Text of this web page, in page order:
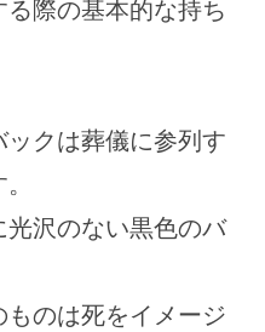
際の基本的な持ち
クは葬儀に参列す
沢のない黒色のバ
のは死をイメージ